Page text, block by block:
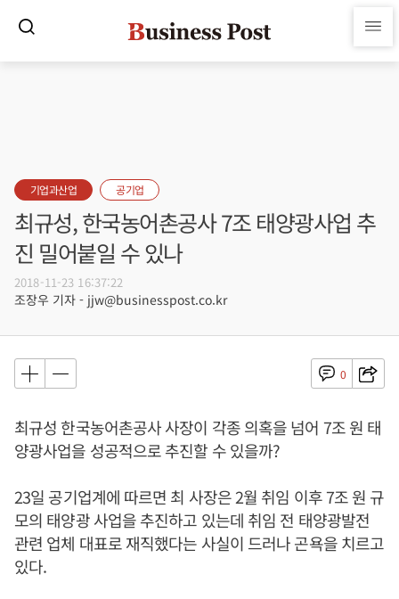
기업과산업 공기업
최규성, 한국농어촌공사 7조 태양광사업 추
진 밀어붙일 수 있나
2018-11-23 16:37:22
조장우 기자 - jjw@businesspost.co.kr
0
최규성 한국농어촌공사 사장이 각종 의혹을 넘어 7조 원 태
양광사업을 성공적으로 추진할 수 있을까?
23일 공기업계에 따르면 최 사장은 2월 취임 이후 7조 원 규
모의 태양광 사업을 추진하고 있는데 취임 전 태양광발전
관련 업체 대표로 재직했다는 사실이 드러나 곤욕을 치르고
있다.